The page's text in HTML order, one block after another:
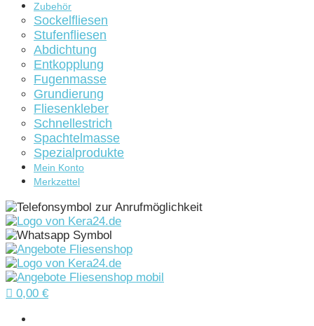
Zubehör
Sockelfliesen
Stufenfliesen
Abdichtung
Entkopplung
Fugenmasse
Grundierung
Fliesenkleber
Schnellestrich
Spachtelmasse
Spezialprodukte
Mein Konto
Merkzettel
 0,00 €